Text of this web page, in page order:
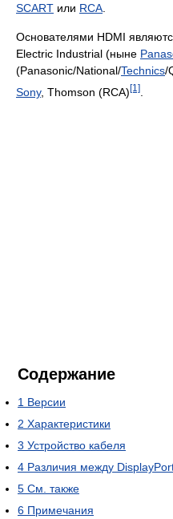
SCART или RCA
Основателями HDMI
Electric Industrial (ныне
(Panasonic/National/Technics/
Sony, Thomson (RCA)[1]
Содержание
1 Версии
2 Характеристики
3 Устройство кабеля
4 Различия между
5 См. также
6 Примечания